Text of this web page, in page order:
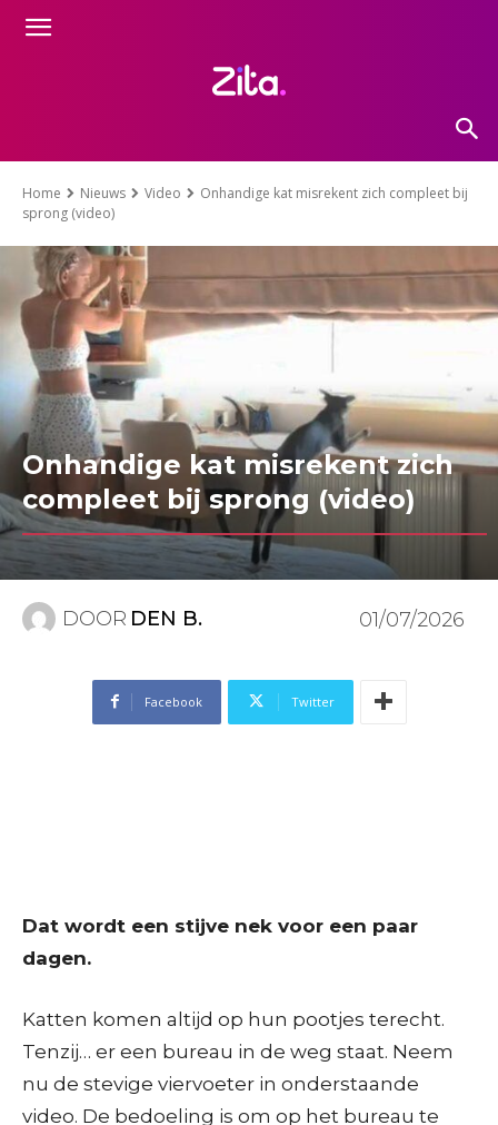
Home Nieuws Video
Onhandige kat misrekent zich compleet bij
sprong (video)
Onhandige kat misrekent zich
compleet bij sprong (video)
DOOR DEN B. 01/07/2026
Facebook Twitter
Dat wordt een stijve nek voor een paar
dagen.
Katten komen altijd op hun pootjes terecht.
Tenzij… er een bureau in de weg staat. Neem
nu de stevige viervoeter in onderstaande
video. De bedoeling is om op het bureau te